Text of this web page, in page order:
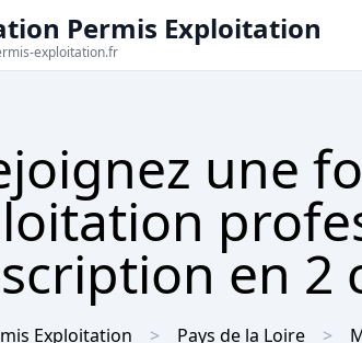
Permis Exploitation
exploitation.fr
une
en 2
Exploitation Pays de la Loire